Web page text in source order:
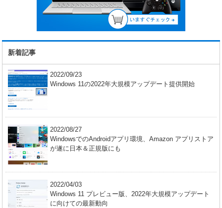
新着記事
2022/09/23
Windows 11の2022年大規模アップデート提供開始
2022/08/27
WindowsでのAndroidアプリ環境、Amazon アプリストア
が遂に日本＆正規版にも
2022/04/03
Windows 11 プレビュー版、2022年大規模アップデート
に向けての最新動向